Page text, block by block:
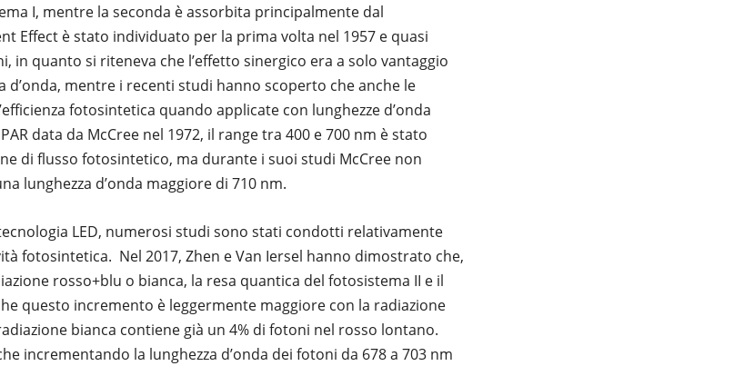
I, mentre la seconda è assorbita principalmente dal
Effect è stato individuato per la prima volta nel 1957 e quasi
in quanto si riteneva che l’effetto sinergico era a solo vantaggio
d’onda, mentre i recenti studi hanno scoperto che anche le
fotosintetica quando applicate con lunghezze d’onda
data da McCree nel 1972, il range tra 400 e 700 nm è stato
di flusso fotosintetico, ma durante i suoi studi McCree non
lunghezza d’onda maggiore di 710 nm.
LED, numerosi studi sono stati condotti relativamente
fotosintetica. Nel 2017, Zhen e Van Iersel hanno dimostrato che,
rosso+blu o bianca, la resa quantica del fotosistema II e il
questo incremento è leggermente maggiore con la radiazione
bianca contiene già un 4% di fotoni nel rosso lontano.
incrementando la lunghezza d’onda dei fotoni da 678 a 703 nm